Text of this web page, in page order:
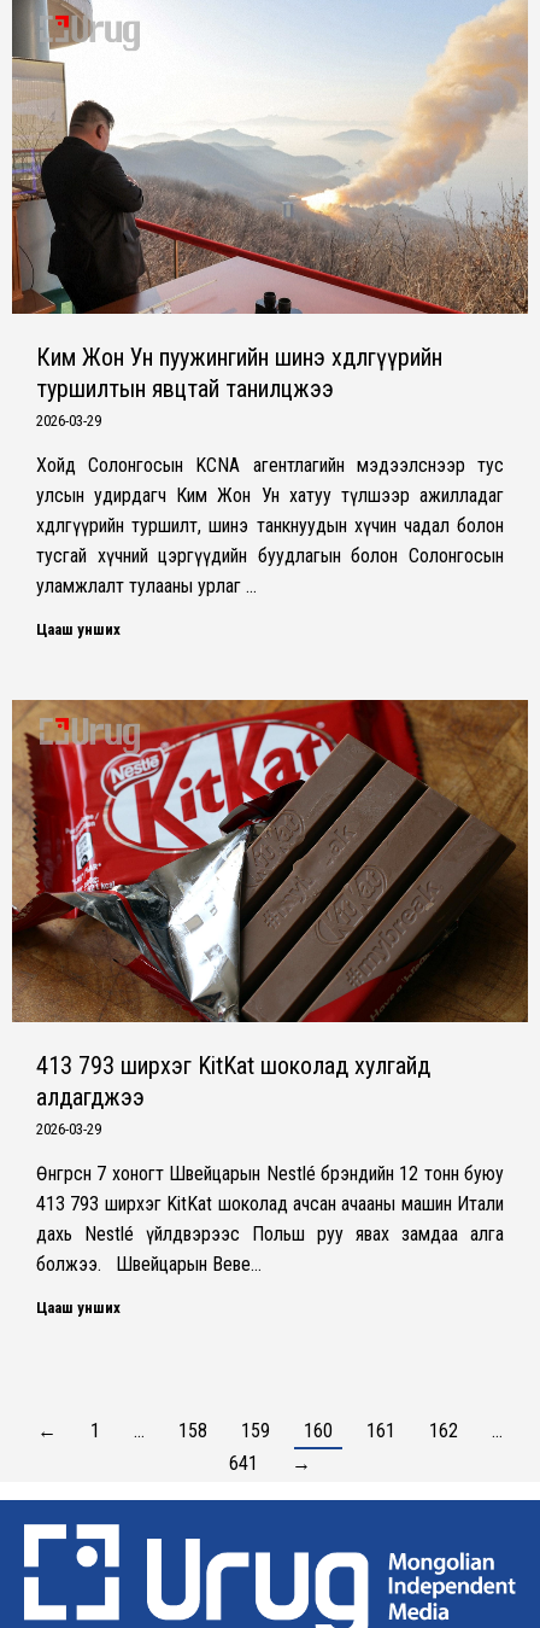
Ким Жон Ун пуужингийн шинэ хөдөлгүүрийн
туршилтын явцтай танилцжээ
2026-03-29
Хойд Солонгосын KCNA агентлагийн мэдээлснээр тус
улсын удирдагч Ким Жон Ун хатуу түлшээр ажилладаг
хөдөлгүүрийн туршилт, шинэ танкнуудын хүчин чадал болон
тусгай хүчний цэргүүдийн буудлагын болон Солонгосын
уламжлалт тулааны урлаг …
Цааш унших
413 793 ширхэг KitKat шоколад хулгайд
алдагджээ
2026-03-29
Өнгөрсөн 7 хоногт Швейцарын Nestlé брэндийн 12 тонн буюу
413 793 ширхэг KitKat шоколад ачсан ачааны машин Итали
дахь Nestlé үйлдвэрээс Польш руу явах замдаа алга
болжээ. Швейцарын Веве…
Цааш унших
← 1 … 158 159 160 161 162
…
641
→